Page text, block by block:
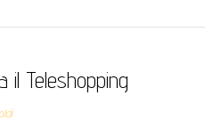
il Teleshopping